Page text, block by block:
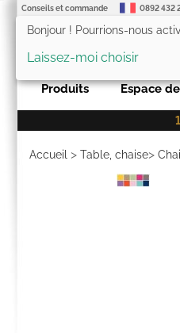
Conseils et commande 0892 432
Produits Espace
Accueil > Table, chaise>
Bonjour ! Pourrions-nous
Laissez-moi choisir